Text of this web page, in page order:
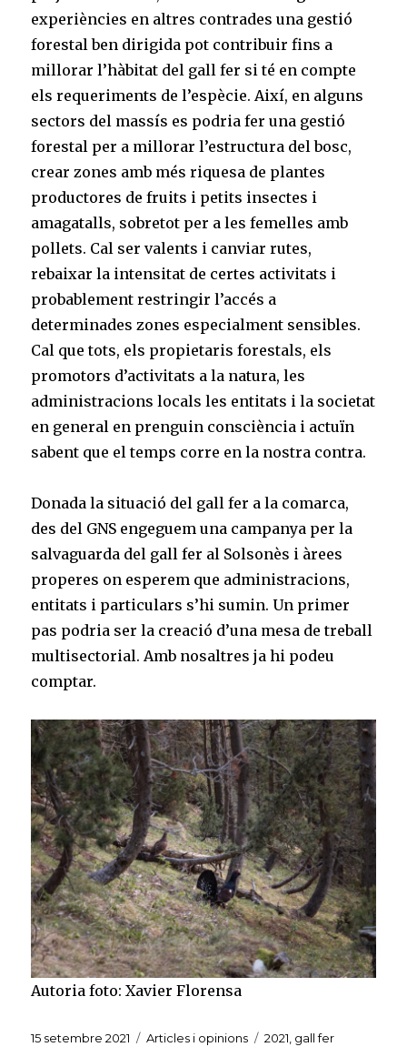
experiències en altres contrades una gestió
forestal ben dirigida pot contribuir fins a
millorar l’hàbitat del gall fer si té en compte
els requeriments de l’espècie. Així, en alguns
sectors del massís es podria fer una gestió
forestal per a millorar l’estructura del bosc,
crear zones amb més riquesa de plantes
productores de fruits i petits insectes i
amagatalls, sobretot per a les femelles amb
pollets. Cal ser valents i canviar rutes,
rebaixar la intensitat de certes activitats i
probablement restringir l’accés a
determinades zones especialment sensibles.
Cal que tots, els propietaris forestals, els
promotors d’activitats a la natura, les
administracions locals les entitats i la societat
en general en prenguin consciència i actuïn
sabent que el temps corre en la nostra contra.
Donada la situació del gall fer a la comarca,
des del GNS engeguem una campanya per la
salvaguarda del gall fer al Solsonès i àrees
properes on esperem que administracions,
entitats i particulars s’hi sumin. Un primer
pas podria ser la creació d’una mesa de treball
multisectorial. Amb nosaltres ja hi podeu
comptar.
Autoria foto: Xavier Florensa
Publicat
15 setembre 2021 Categories
Articles i opinions Etiquetes
2021 gall fer